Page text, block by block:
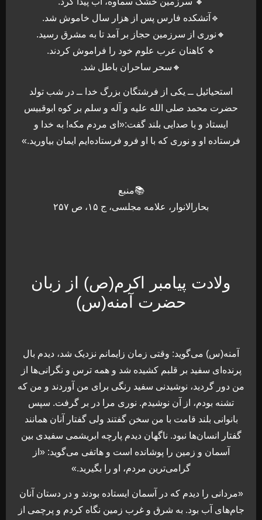
🔹آتشکده فارس پس از هزار سال خاموش شد.
🔸نوری از سرزمین حجاز بر آمد تا به مشرق رسید.
🔹 کاهنان عرب علوم خود را فراموش کردند.
🔸سحر ساحران باطل شد.
استحیائیل ــ یکی از فرشتگان بزرگ خدا ــ در شب تولد
حضرت محمد صلی الله علیه و آله و سلم بر کوه ابوقبیس
ایستاد و با صدایی بلند گفت:«ای مردم مکه! به خدا و
فرستاده او و نوری که با او فرو فرستاده‌ایم ایمان بیاورید.»
📚منبع
بحارالانوار، علامه مجلسی، ج ۱۵، ص ۲۵۷
ولادت پیامبر اکرم(ص) از زبان
حضرت آمنه(س)
آمنه(س) می‌گوید: وقتی زمان زایمانم نزدیک شد، دیدم بال
پرنده‌ای سفید بر قلبم کشیده شد و همه ترس و نگرانی‌ها از
من دور گردید، نوشیدنی سفید رنگی برای من آوردند و من که
تشنه بودم، از آن نوشیدم. نوری مرا در بر گرفت. سپس
بانوانی بلند قامت با من سخن گفتند ولی گفتار آنان همانند
گفتار انسان‌ها نبود. ناگهان دیدم پارچه ابریشمی سفیدی بین
آسمان و زمین را پوشانده است و هاتفی می‌گوید: «از
گرامی‌ترین مردم، او را بگیرید.»
«مردانی را دیدم که در آسمان ایستاده بودند و در دستان آنان
جام‌های آب بود. به شرق و غرب زمین نگاه کردم و پرچمی از